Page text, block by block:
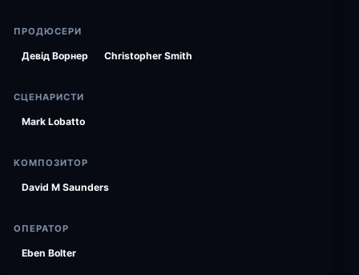
ПРОДЮСЕРИ
Девід Ворнер Christopher Smith
СЦЕНАРИСТИ
Mark Lobatto
КОМПОЗИТОР
David M Saunders
ОПЕРАТОР
Eben Bolter